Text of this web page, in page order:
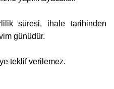
süresi, ihale tarihinden
günüdür.
teklif verilemez.